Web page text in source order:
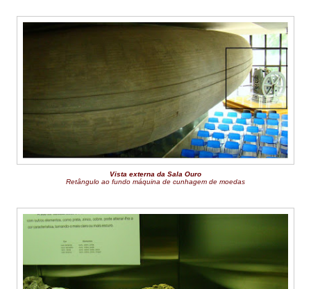
Vista externa da Sala Ouro
Retângulo ao fundo máquina de cunhagem de moedas